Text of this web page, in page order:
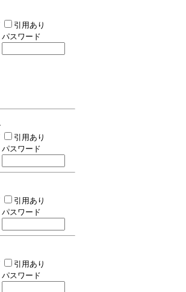
引用あり
パスワード
引用あり
パスワード
引用あり
パスワード
引用あり
パスワード